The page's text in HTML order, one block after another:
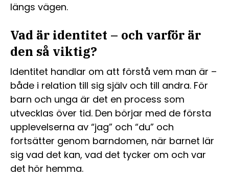
längs vägen.
Vad är identitet – och varför är
den så viktig?
Identitet handlar om att förstå vem man är –
både i relation till sig själv och till andra. För
barn och unga är det en process som
utvecklas över tid. Den börjar med de första
upplevelserna av “jag” och “du” och
fortsätter genom barndomen, när barnet lär
sig vad det kan, vad det tycker om och var
det hör hemma.